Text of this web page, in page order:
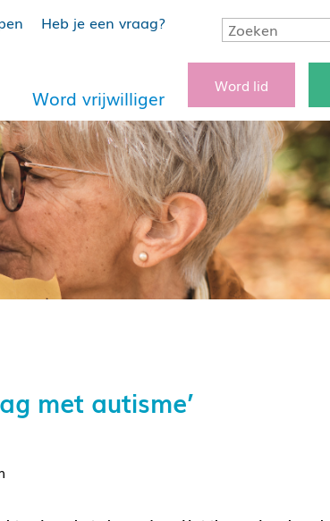
Heb je een vraag?
Word vrijwilliger
Word lid
met autisme’